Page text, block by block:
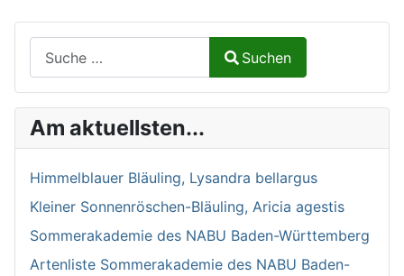
Type 2 or more characters for results.
Suchen
Am aktuellsten...
Himmelblauer Bläuling, Lysandra bellargus
Kleiner Sonnenröschen-Bläuling, Aricia agestis
Sommerakademie des NABU Baden-Württemberg
Artenliste Sommerakademie des NABU Baden-